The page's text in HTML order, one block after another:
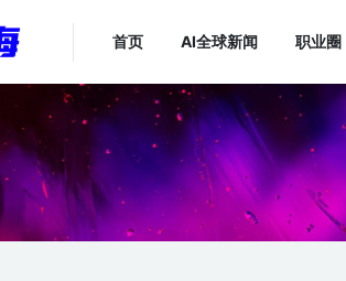
首页 AI全球新闻 职业圈